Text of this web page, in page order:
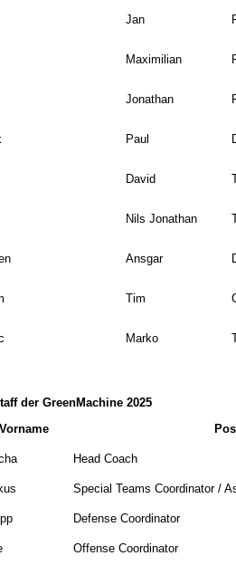
Jan
Maximilian
Jonathan
Paul
David
Nils Jonathan
Ansgar
Tim
Marko
der GreenMachine 2025
Vorname
Head Coach
Special Teams Coordinator /
Defense Coordinator
Offense Coordinator